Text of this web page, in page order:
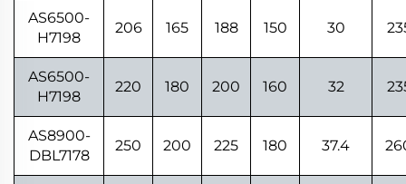
AS6500-
H7198
206 165 188 150 30
AS6500-
H7198
220 180 200 160 32
AS8900-
DBL7178
250 200 225 180 37.4